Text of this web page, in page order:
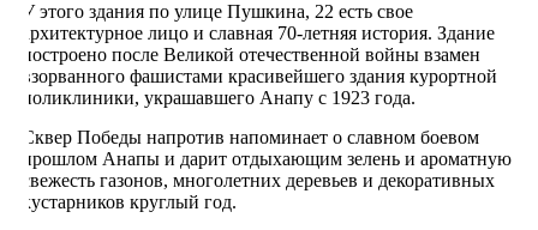
У этого здания по улице Пушкина, 22 есть свое
архитектурное лицо и славная 70-летняя история. Здание
построено после Великой отечественной войны взамен
взорванного фашистами красивейшего здания курортной
поликлиники, украшавшего Анапу с 1923 года.
Сквер Победы напротив напоминает о славном боевом
прошлом Анапы и дарит отдыхающим зелень и ароматную
свежесть газонов, многолетних деревьев и декоративных
кустарников круглый год.